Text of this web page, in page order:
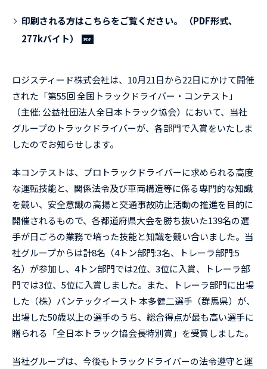
印刷される方はこちらをご覧ください。 （PDF形式、
277kバイト）
ロジスティード株式会社は、10月21日から22日にかけて開催
された「第55回 全国トラックドライバー・コンテスト」
（主催: 公益社団法人全日本トラック協会）において、当社
グループのトラックドライバーが、各部門で入賞をいたしま
したのでお知らせします。
本コンテストは、プロトラックドライバーに求められる高度
な運転技能と、関係法令及び車両構造等に係る専門的な知識
を競い、安全意識の高揚と交通事故防止活動の推進を目的に
開催されるもので、各都道府県大会を勝ち抜いた139名の選
手が日ごろの業務で培った技能と知識を競い合いました。当
社グループからは計8名（4トン部門:3名、トレーラ部門:5
名）が参加し、4トン部門では2位、3位に入賞、トレーラ部
門では3位、5位に入賞しました。また、トレーラ部門に出場
した（株）バンテックイースト 本多健二選手（群馬県）が、
出場した50歳以上の選手のうち、総合得点が最も高い選手に
贈られる「全日本トラック協会長特別賞」を受賞しました。
当社グループは、今後もトラックドライバーの法令遵守と運